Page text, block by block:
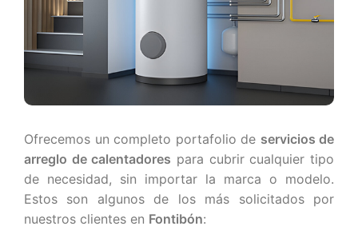
Ofrecemos un completo portafolio de servicios de
arreglo de calentadores para cubrir cualquier tipo
de necesidad, sin importar la marca o modelo.
Estos son algunos de los más solicitados por
nuestros clientes en Fontibón: